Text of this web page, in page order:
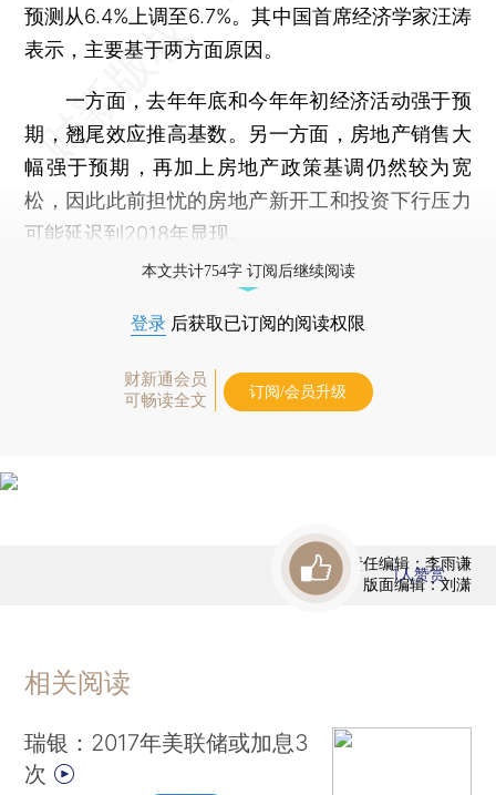
预测从6.4%上调至6.7%。其中国首席经济学家汪涛
表示，主要基于两方面原因。
一方面，去年年底和今年年初经济活动强于预
期，翘尾效应推高基数。另一方面，房地产销售大
幅强于预期，再加上房地产政策基调仍然较为宽
松，因此此前担忧的房地产新开工和投资下行压力
可能延迟到2018年显现。
本文共计754字 订阅后继续阅读
登录 后获取已订阅的阅读权限
财新通会员
可畅读全文
订阅/会员升级
责任编辑：李雨谦
版面编辑：刘潇
1人赞赏
相关阅读
瑞银：2017年美联储或加息3
次